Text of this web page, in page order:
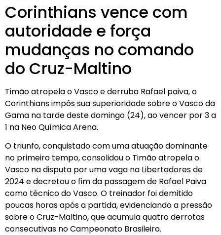
Corinthians vence com
autoridade e força
mudanças no comando
do Cruz-Maltino
Timão atropela o Vasco e derruba Rafael paiva, o
Corinthians impôs sua superioridade sobre o Vasco da
Gama na tarde deste domingo (24), ao vencer por 3 a
1 na Neo Química Arena.
O triunfo, conquistado com uma atuação dominante
no primeiro tempo, consolidou o Timão atropela o
Vasco na disputa por uma vaga na Libertadores de
2024 e decretou o fim da passagem de Rafael Paiva
como técnico do Vasco. O treinador foi demitido
poucas horas após a partida, evidenciando a pressão
sobre o Cruz-Maltino, que acumula quatro derrotas
consecutivas no Campeonato Brasileiro.